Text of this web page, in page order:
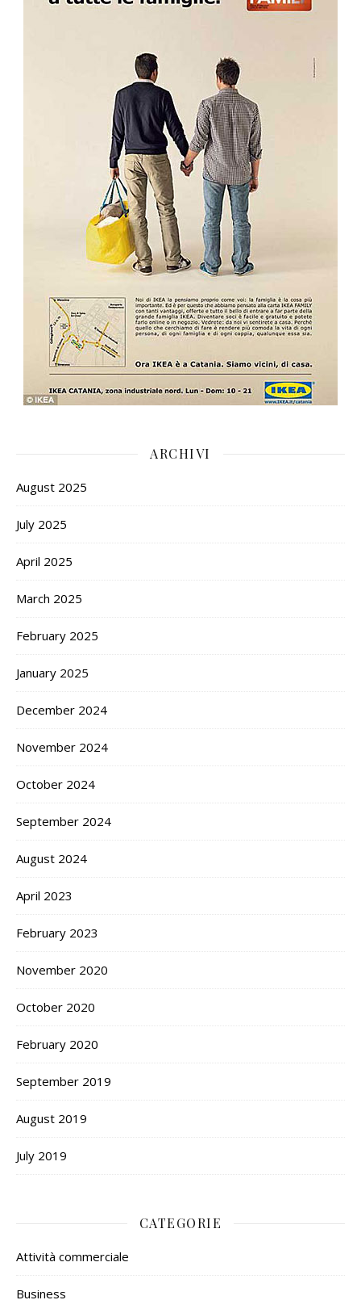
ARCHIVI
August 2025
July 2025
April 2025
March 2025
February 2025
January 2025
December 2024
November 2024
October 2024
September 2024
August 2024
April 2023
February 2023
November 2020
October 2020
February 2020
September 2019
August 2019
July 2019
CATEGORIE
Attività commerciale
Business